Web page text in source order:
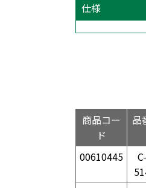
仕様
商品コー
ド
品
00610445
C-